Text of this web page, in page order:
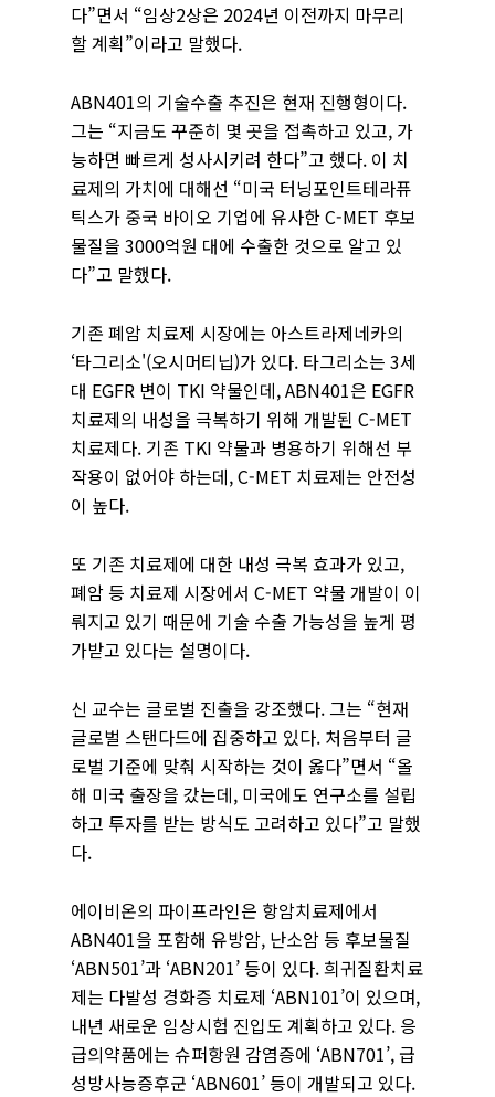
다”면서 “임상2상은 2024년 이전까지 마무리
할 계획”이라고 말했다.
ABN401의 기술수출 추진은 현재 진행형이다.
그는 “지금도 꾸준히 몇 곳을 접촉하고 있고, 가
능하면 빠르게 성사시키려 한다”고 했다. 이 치
료제의 가치에 대해선 “미국 터닝포인트테라퓨
틱스가 중국 바이오 기업에 유사한 C-MET 후보
물질을 3000억원 대에 수출한 것으로 알고 있
다”고 말했다.
기존 폐암 치료제 시장에는 아스트라제네카의
‘타그리소'(오시머티닙)가 있다. 타그리소는 3세
대 EGFR 변이 TKI 약물인데, ABN401은 EGFR
치료제의 내성을 극복하기 위해 개발된 C-MET
치료제다. 기존 TKI 약물과 병용하기 위해선 부
작용이 없어야 하는데, C-MET 치료제는 안전성
이 높다.
또 기존 치료제에 대한 내성 극복 효과가 있고,
폐암 등 치료제 시장에서 C-MET 약물 개발이 이
뤄지고 있기 때문에 기술 수출 가능성을 높게 평
가받고 있다는 설명이다.
신 교수는 글로벌 진출을 강조했다. 그는 “현재
글로벌 스탠다드에 집중하고 있다. 처음부터 글
로벌 기준에 맞춰 시작하는 것이 옳다”면서 “올
해 미국 출장을 갔는데, 미국에도 연구소를 설립
하고 투자를 받는 방식도 고려하고 있다”고 말했
다.
에이비온의 파이프라인은 항암치료제에서
ABN401을 포함해 유방암, 난소암 등 후보물질
‘ABN501’과 ‘ABN201’ 등이 있다. 희귀질환치료
제는 다발성 경화증 치료제 ‘ABN101’이 있으며,
내년 새로운 임상시험 진입도 계획하고 있다. 응
급의약품에는 슈퍼항원 감염증에 ‘ABN701’, 급
성방사능증후군 ‘ABN601’ 등이 개발되고 있다.